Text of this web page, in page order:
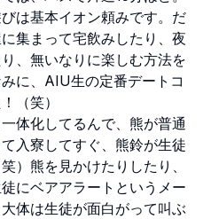
は基本イオン頼みです。だ
集まって宅飲みしたり、夜
、無いなりに楽しむ方法を
に、AIU生の定番デートコ
（笑）
体化してるんで、熊が普通
入寮してすぐ、熊鈴が生徒
）熊を見かけたりしたり、
にベアアラートというメー
体は生徒が面白がって叫ぶ